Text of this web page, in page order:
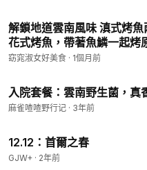
解鎖地道雲南風味 滇式烤
花式烤魚，帶著魚鱗一起烤
山野滋味，手法粗獷，調味
窈窕淑女好美食 · 1個月前
入院套餐：雲南野生菌，真
麻雀喳喳野行记 · 3年前
12.12：首爾之春
GJW+ · 2年前